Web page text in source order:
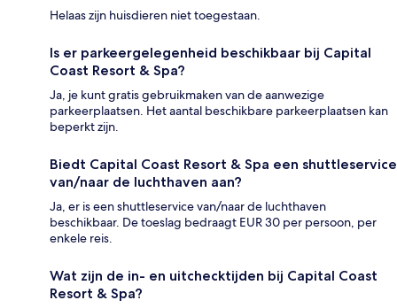
Helaas zijn huisdieren niet toegestaan.
Is er parkeergelegenheid beschikbaar bij Capital
Coast Resort & Spa?
Ja, je kunt gratis gebruikmaken van de aanwezige
parkeerplaatsen. Het aantal beschikbare parkeerplaatsen kan
beperkt zijn.
Biedt Capital Coast Resort & Spa een shuttleservice
van/naar de luchthaven aan?
Ja, er is een shuttleservice van/naar de luchthaven
beschikbaar. De toeslag bedraagt EUR 30 per persoon, per
enkele reis.
Wat zijn de in- en uitchecktijden bij Capital Coast
Resort & Spa?